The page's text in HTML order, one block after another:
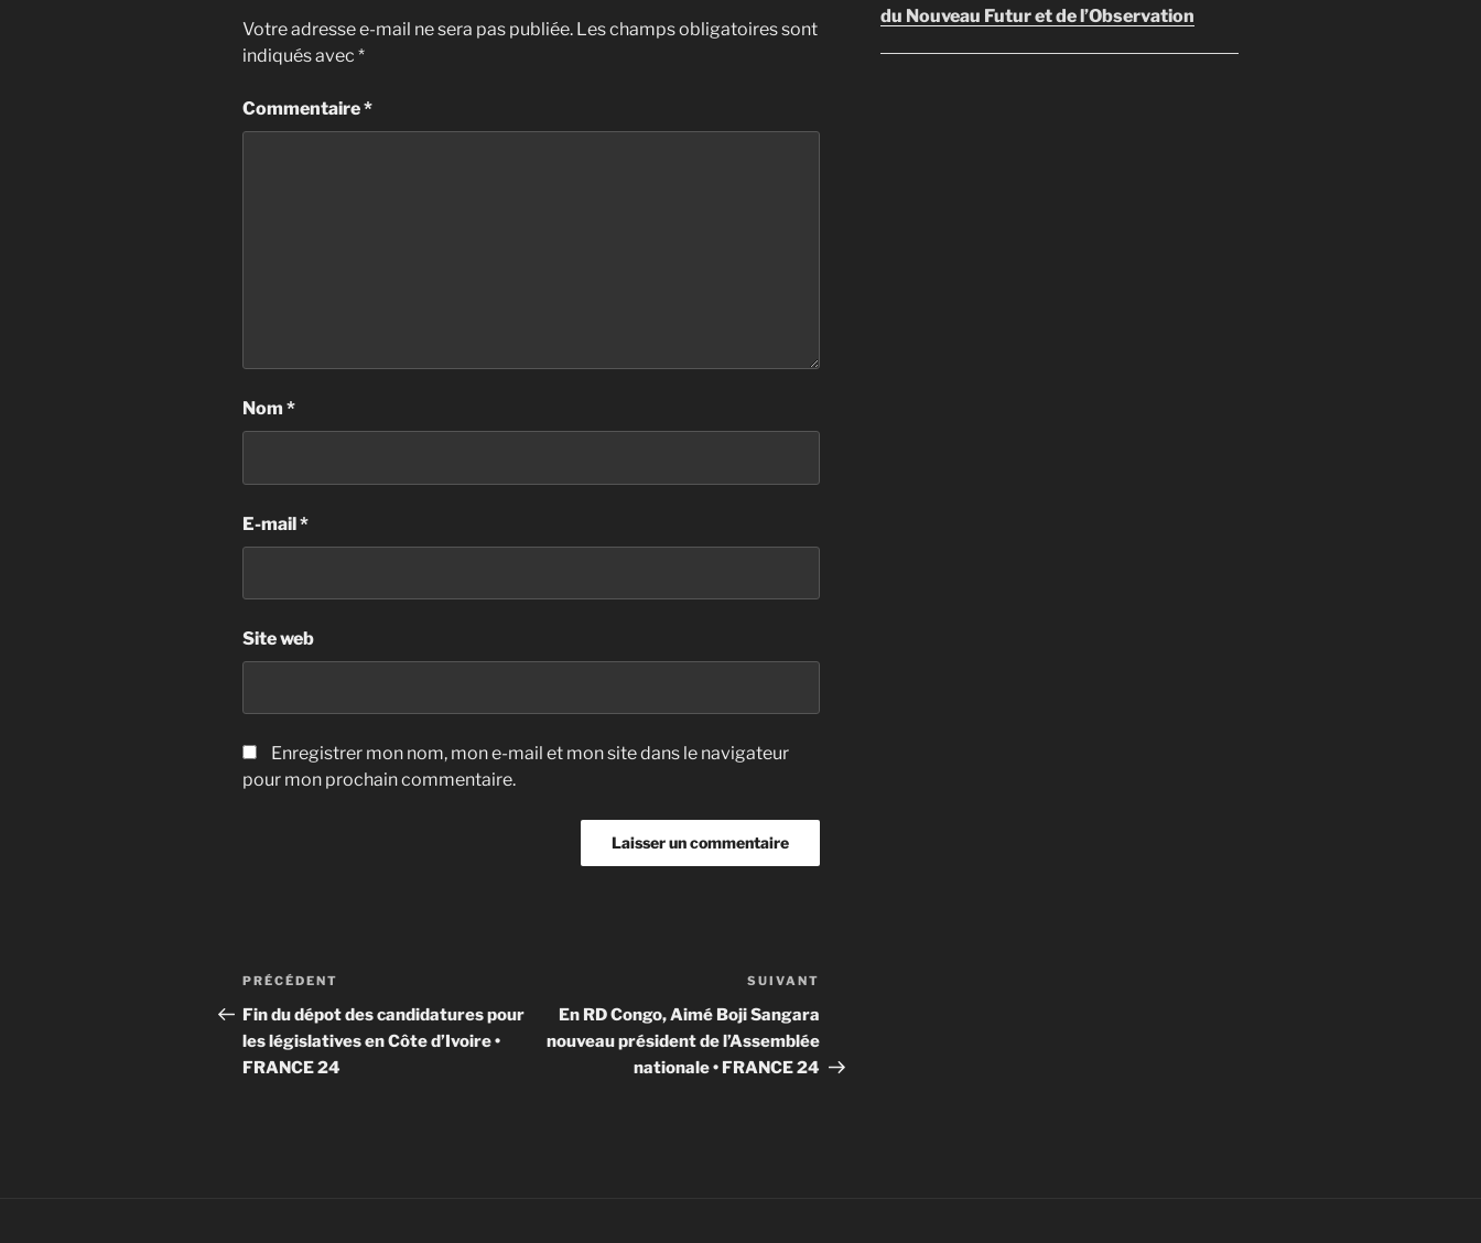
Votre adresse e-mail ne sera pas publiée. Les champs obligatoires sont
indiqués avec *
Commentaire*
Nom *
E-mail*
Site web
Enregistrer mon nom, mon e-mail et mon site dans le navigateur
pour mon prochain commentaire.
Navigation
de
l’article
Article
précédent
PRÉCÉDENT
Fin du dépot des candidatures pour
les législatives en Côte d’Ivoire •
FRANCE 24
SUIVANT
En RD Congo, Aimé Boji Sangara
nouveau président de l’Assemblée
nationale • FRANCE 24
du Nouveau Futur et de l’Observation